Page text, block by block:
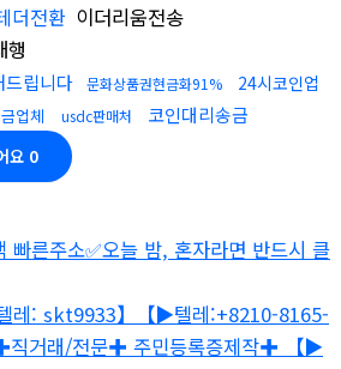
더전환 이더리움전송
행
드립니다 문화상품권현금화91%
24시코인업
업체 usdc판매처 코인대리송금
요 0
빠른주소✅오늘 밤, 혼자라면 반드시 클
레: skt9933】【▶텔레:+8210-8165-
직거래/전문✚ 주민등록증제작✚ 【▶